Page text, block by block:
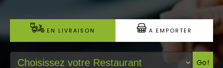
LA CARTE
NOTRE RESTAURANT
EN LIVRAISON A EMPORTER
Go!